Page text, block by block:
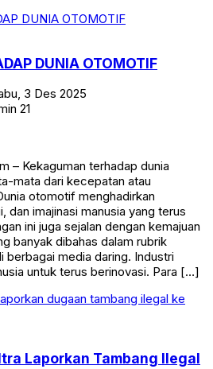
DUNIA OTOMOTIF
3 Des 2025
21
– Kekaguman terhadap dunia
mata dari kecepatan atau
otomotif menghadirkan
dan imajinasi manusia yang terus
ini juga sejalan dengan kemajuan
banyak dibahas dalam rubrik
berbagai media daring. Industri
untuk terus berinovasi. Para […]
Laporkan Tambang Ilegal